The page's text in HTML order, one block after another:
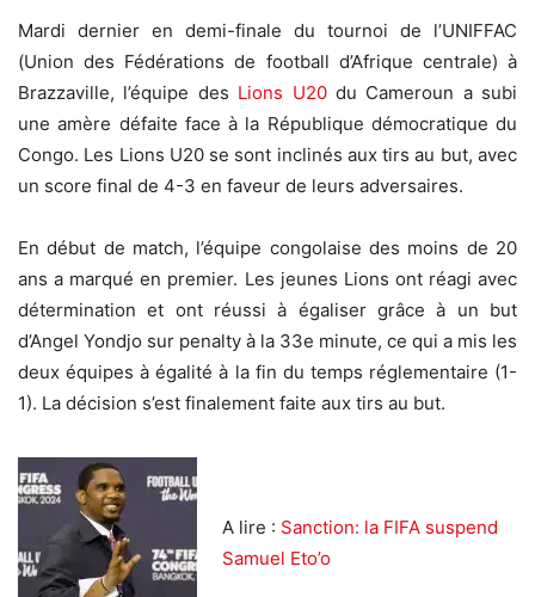
Mardi dernier en demi-finale du tournoi de l’UNIFFAC
(Union des Fédérations de football d’Afrique centrale) à
Brazzaville, l’équipe des Lions U20du Cameroun a subi
une amère défaite face à la République démocratique du
Congo. Les Lions U20 se sont inclinés aux tirs au but, avec
un score final de 4-3 en faveur de leurs adversaires.
En début de match, l’équipe congolaise des moins de 20
ans a marqué en premier. Les jeunes Lions ont réagi avec
détermination et ont réussi à égaliser grâce à un but
d’Angel Yondjo sur penalty à la 33e minute, ce qui a mis les
deux équipes à égalité à la fin du temps réglementaire (1-
1). La décision s’est finalement faite aux tirs au but.
A lire : Sanction: la FIFA suspend
Samuel Eto’o